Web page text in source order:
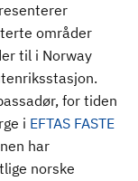
områder
til i Norway
for tiden
i EFTAS FASTE
har
norske